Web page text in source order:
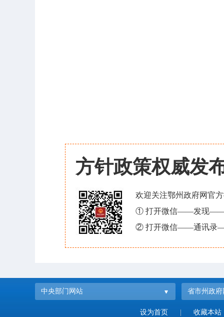
方针政策权威发
欢迎关注鄂州政府网官
① 打开微信——发现——
② 打开微信——通讯录
中央部门网站 省市州政府
设为首页 收藏本站